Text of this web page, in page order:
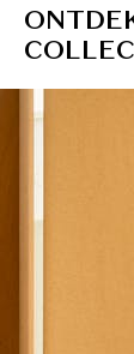
ONTDE
COLLEC